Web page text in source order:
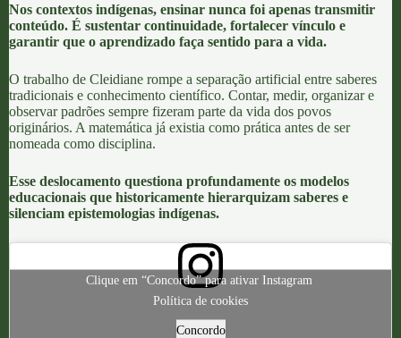
Nos contextos indígenas, ensinar nunca foi apenas transmitir
conteúdo. É sustentar continuidade, fortalecer vínculo e
garantir que o aprendizado faça sentido para a vida.
O trabalho de Cleidiane rompe a separação artificial entre saberes
tradicionais e conhecimento científico. Contar, medir, organizar e
observar padrões sempre fizeram parte da vida dos povos
originários. A matemática já existia como prática antes de ser
nomeada como disciplina.
Esse deslocamento questiona profundamente os modelos
educacionais que historicamente hierarquizam saberes e
silenciam epistemologias indígenas.
Clique em “Concordo” para ativar Instagram
Política de cookies
Concordo